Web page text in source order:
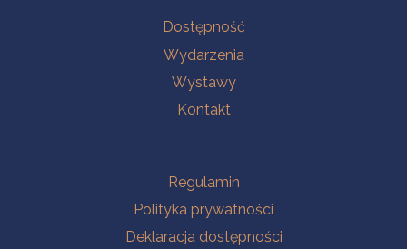
Dostępność
Wydarzenia
Wystawy
Kontakt
Regulamin
Polityka prywatności
Deklaracja dostępności